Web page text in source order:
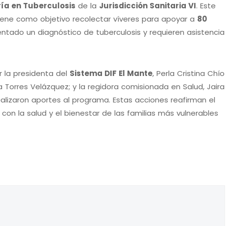
en Tuberculosis de la Jurisdicción Sanitaria VI. Este
como objetivo recolectar víveres para apoyar a 80
un diagnóstico de tuberculosis y requieren asistencia
la presidenta del Sistema DIF El Mante, Perla Cristina Chío
Torres Velázquez; y la regidora comisionada en Salud, Jaira
aportes al programa. Estas acciones reafirman el
la salud y el bienestar de las familias más vulnerables